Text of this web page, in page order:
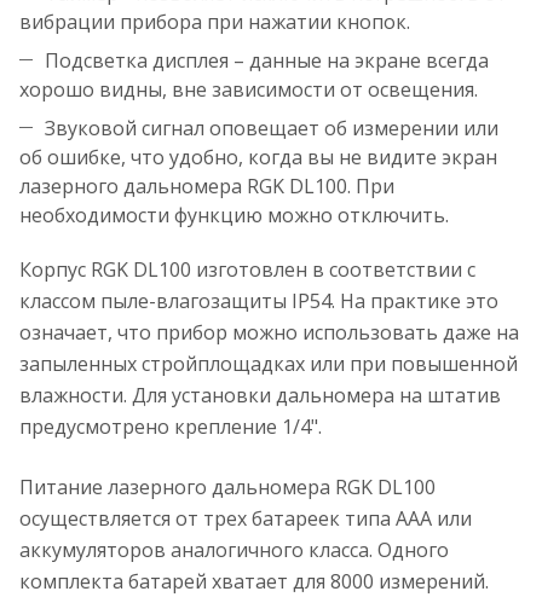
вибрации прибора при нажатии кнопок.
Подсветка дисплея – данные на экране всегда
хорошо видны, вне зависимости от освещения.
Звуковой сигнал оповещает об измерении или
об ошибке, что удобно, когда вы не видите экран
лазерного дальномера RGK DL100. При
необходимости функцию можно отключить.
Корпус RGK DL100 изготовлен в соответствии с
классом пыле-влагозащиты IP54. На практике это
означает, что прибор можно использовать даже на
запыленных стройплощадках или при повышенной
влажности. Для установки дальномера на штатив
предусмотрено крепление 1/4".
Питание лазерного дальномера RGK DL100
осуществляется от трех батареек типа ААА или
аккумуляторов аналогичного класса. Одного
комплекта батарей хватает для 8000 измерений.